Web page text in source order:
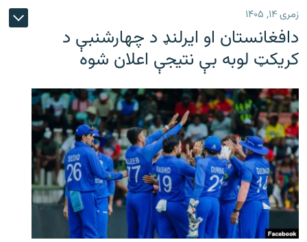
زمری ۱۴, ۱۴۰۵
دافغانستان او ایرلنډ د چهارشنبې د
کریکټ لوبه بې نتیجې اعلان شوه